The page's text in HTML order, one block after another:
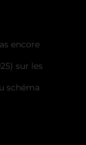
encore
sur les
schéma